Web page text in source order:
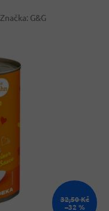
Značka: G&G
32,50 Kč
–32 %